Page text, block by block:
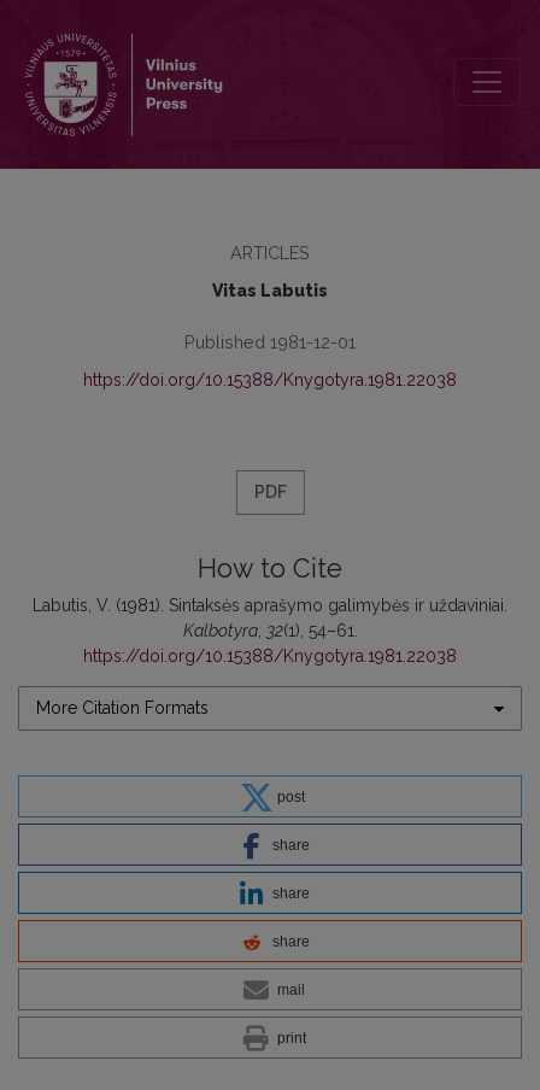
ARTICLES
Vitas Labutis
Published 1981-12-01
https://doi.org/10.15388/Knygotyra.1981.22038
PDF
How to Cite
Labutis, V. (1981). Sintaksės aprašymo galimybės ir uždaviniai.
Kalbotyra, 32(1), 54–61.
https://doi.org/10.15388/Knygotyra.1981.22038
More Citation Formats
post
share
share
share
mail
print